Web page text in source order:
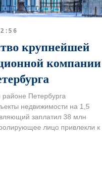
крупнейшей
компании
районе Петербурга
недвижимости на 1,5
заплатил 38 млн
лицо привлекли к